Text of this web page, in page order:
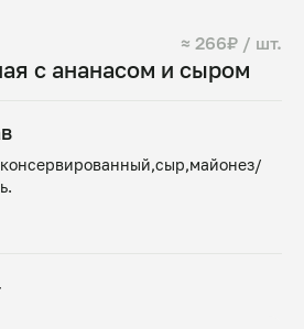
с ананасом и сыром
≈ 266₽ / шт.